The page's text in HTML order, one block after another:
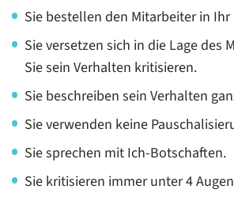
Sie bestellen den Mitarbeiter in Ihr
Sie versetzen sich in die Lage des
Sie sein Verhalten kritisieren.
Sie beschreiben sein Verhalten
Sie verwenden keine
Sie sprechen mit Ich-Botschaften.
Sie kritisieren immer unter 4